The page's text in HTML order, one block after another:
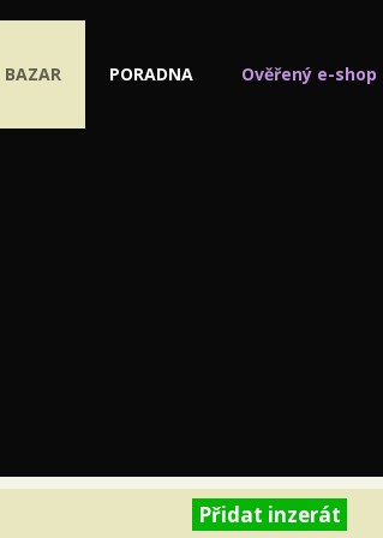
BAZAR PORADNA Ověřený e-shop
Přidat inzerát